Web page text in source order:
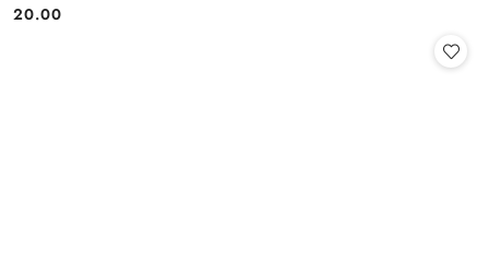
Cena:
20.00